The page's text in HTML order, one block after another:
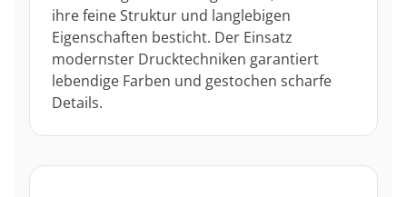
ihre feine Struktur und langlebigen
Eigenschaften besticht. Der Einsatz
modernster Drucktechniken garantiert
lebendige Farben und gestochen scharfe
Details.